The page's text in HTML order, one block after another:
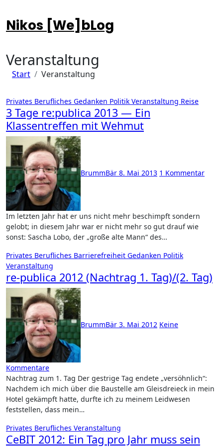
Inhalt
springen
Nikos [We]bLog
Veranstaltung
Start Veranstaltung
Privates Berufliches Gedanken Politik Veranstaltung Reise
3 Tage re:publica 2013 — Ein
Klassentreffen mit Wehmut
BrummBär 8. Mai 2013 1 Kommentar
Im letzten Jahr hat er uns nicht mehr beschimpft sondern
gelobt; in diesem Jahr war er nicht mehr so gut drauf wie
sonst: Sascha Lobo, der „große alte Mann“ des…
Privates Berufliches Barrierefreiheit Gedanken Politik
Veranstaltung
re-publica 2012 (Nachtrag 1. Tag)/(2. Tag)
BrummBär 3. Mai 2012 Keine
Kommentare
Nachtrag zum 1. Tag Der gestrige Tag endete „versöhnlich“:
Nachdem ich mich über die Baustelle am Gleisdreieck in mein
Hotel gekämpft hatte, durfte ich zu meinem Leidwesen
feststellen, dass mein…
Privates Berufliches Veranstaltung
CeBIT 2012: Ein Tag pro Jahr muss sein